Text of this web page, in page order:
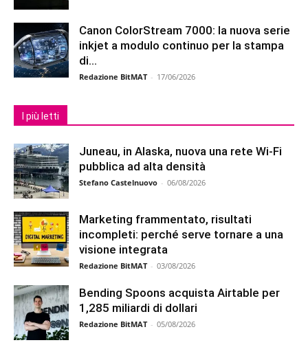
Canon ColorStream 7000: la nuova serie
inkjet a modulo continuo per la stampa
di...
Redazione BitMAT - 17/06/2026
I più letti
Juneau, in Alaska, nuova una rete Wi-Fi
pubblica ad alta densità
Stefano Castelnuovo - 06/08/2026
Marketing frammentato, risultati
incompleti: perché serve tornare a una
visione integrata
Redazione BitMAT - 03/08/2026
Bending Spoons acquista Airtable per
1,285 miliardi di dollari
Redazione BitMAT - 05/08/2026